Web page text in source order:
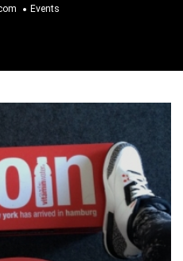
Events